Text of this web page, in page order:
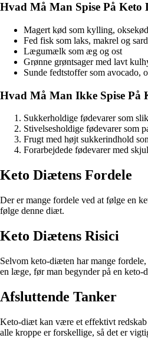
Hvad Må Man Spise På Keto
Magert kød som kylling,
Fed fisk som laks, makrel og
Lægumælk som æg og ost
Grønne grøntsager med lavt
Sunde fedtstoffer som avocado,
Hvad Må Man Ikke Spise På
Sukkerholdige fødevarer som
Stivelsesholdige fødevarer som
Frugt med højt sukkerindhold
Forarbejdede fødevarer med
Keto Diætens Fordele
Der er mange fordele ved at følge en
følge denne diæt.
Keto Diætens Risici
Selvom keto-diæten har mange
en læge, før man begynder på en
Afsluttende Tanker
Keto-diæt kan være et effektivt redskab
alle kroppe er forskellige, så det er